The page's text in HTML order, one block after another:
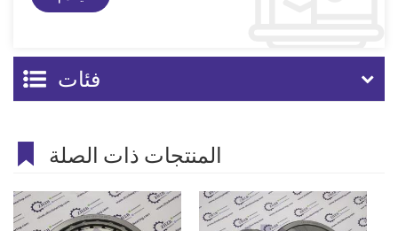
فئات
المنتجات ذات الصلة